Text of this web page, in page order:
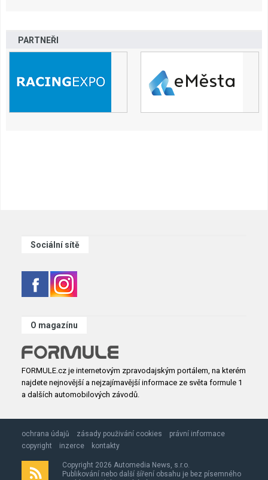
PARTNEŘI
Sociální sítě
O magazínu
FORMULE.cz je internetovým zpravodajským portálem, na kterém
najdete nejnovější a nejzajímavější informace ze světa formule 1
a dalších automobilových závodů.
ochrana údajů zásady použivání cookies
právní informace
copyright
inzerce kontakty
Copyright 2026 Automedia News, s.r.o.
Publikování nebo další šíření obsahu je bez písemného